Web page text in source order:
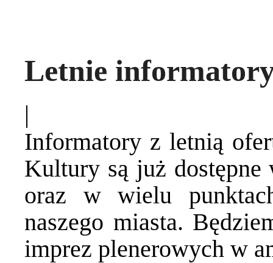
Letnie
|
Informatory z letnią
Kultury są już
oraz w wielu
naszego miasta.
imprez plenerowych w